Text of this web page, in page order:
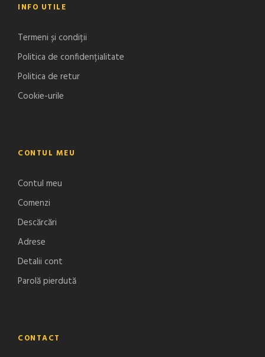
INFO UTILE
Termeni și condiții
Politica de confidențialitate
Politica de retur
Cookie-urile
CONTUL MEU
Contul meu
Comenzi
Descărcări
Adrese
Detalii cont
Parolă pierdută
CONTACT